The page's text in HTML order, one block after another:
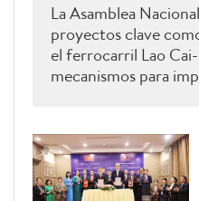
La Asamblea
proyectos clave
el ferrocarril Lao
mecanismos para